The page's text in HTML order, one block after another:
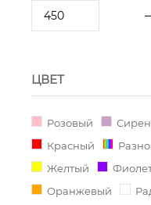
ЦВЕТ
Розовый
Красный
Желтый
Оранжевый